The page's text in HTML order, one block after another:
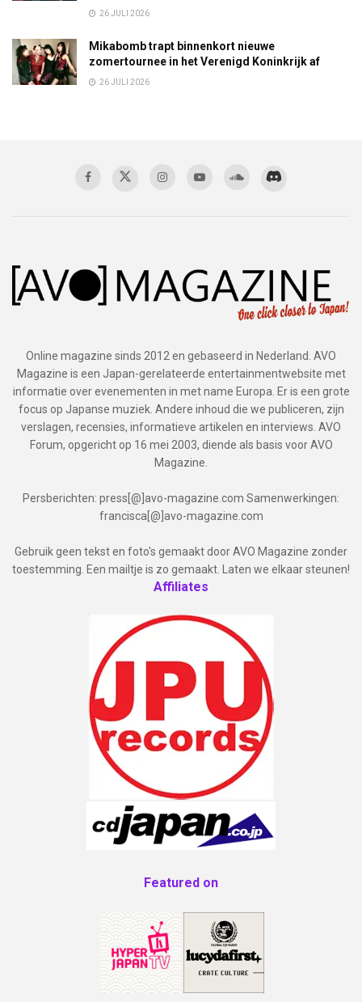
26 JULI 2026
Mikabomb trapt binnenkort nieuwe
zomertournee in het Verenigd Koninkrijk af
26 JULI 2026
Online magazine sinds 2012 en gebaseerd in Nederland. AVO
Magazine is een Japan-gerelateerde entertainmentwebsite met
informatie over evenementen in met name Europa. Er is een grote
focus op Japanse muziek. Andere inhoud die we publiceren, zijn
verslagen, recensies, informatieve artikelen en interviews. AVO
Forum, opgericht op 16 mei 2003, diende als basis voor AVO
Magazine.
Persberichten: press[@]avo-magazine.com Samenwerkingen:
francisca[@]avo-magazine.com
Gebruik geen tekst en foto's gemaakt door AVO Magazine zonder
toestemming. Een mailtje is zo gemaakt. Laten we elkaar steunen!
Affiliates
Featured on